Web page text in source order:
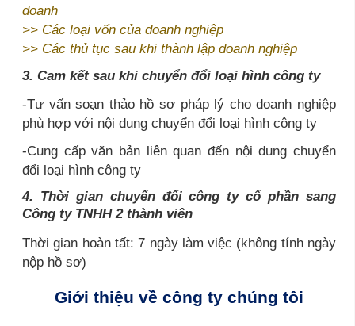
doanh
>> Các loại vốn của doanh nghiệp
>> Các thủ tục sau khi thành lập doanh nghiệp
3. Cam kết sau khi chuyển đổi loại hình công ty
-Tư vấn soạn thảo hồ sơ pháp lý cho doanh nghiệp
phù hợp với nội dung chuyển đổi loại hình công ty
-Cung cấp văn bản liên quan đến nội dung chuyển
đổi loại hình công ty
4. Thời gian chuyển đổi công ty cổ phần sang
Công ty TNHH 2 thành viên
Thời gian hoàn tất: 7 ngày làm việc (không tính ngày
nộp hồ sơ)
Giới thiệu về công ty chúng tôi